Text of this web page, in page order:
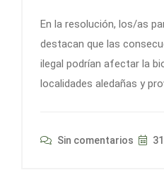
En la resolución, los/as
destacan que las
ilegal podrían afectar la
localidades aledañas y
Sin comentarios